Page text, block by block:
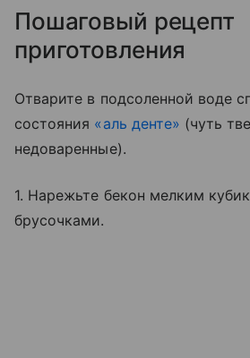
Пошаговый рецепт
приготовления
Отварите в подсоленной воде
состояния «аль денте» (чуть
недоваренные).
1. Нарежьте бекон мелким
брусочками.